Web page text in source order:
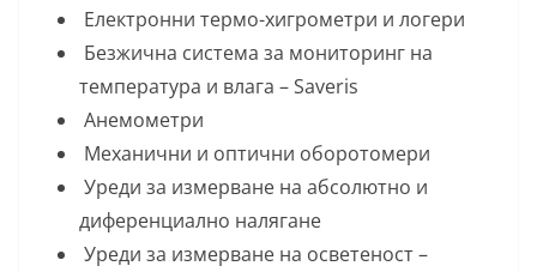
Електронни термо-хигрометри и логери
Безжична система за мониторинг на
температура и влага – Saveris
Анемометри
Механични и оптични оборотомери
Уреди за измерване на абсолютно и
диференциално налягане
Уреди за измерване на осветеност –